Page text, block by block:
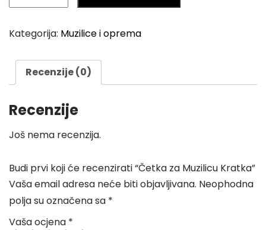
Muzilicu
količina
Kategorija: Muzilice i oprema
Recenzije (0)
Recenzije
Još nema recenzija.
Budi prvi koji će recenzirati “Četka za Muzilicu Kratka”
Vaša email adresa neće biti objavljivana. Neophodna
polja su označena sa *
Vaša ocjena *